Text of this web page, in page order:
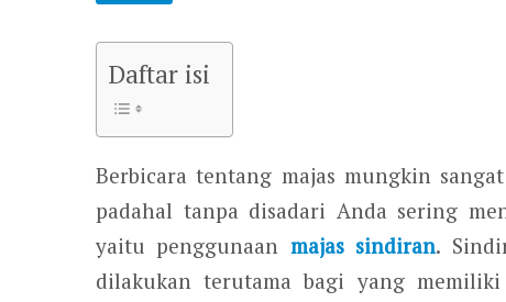
Daftar isi
Berbicara tentang majas mungkin
padahal tanpa disadari Anda sering
yaitu penggunaan majas sindiran.
dilakukan terutama bagi yang